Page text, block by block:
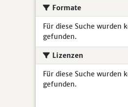
Formate
Für diese Suche wurden
gefunden.
Lizenzen
Für diese Suche wurden
gefunden.